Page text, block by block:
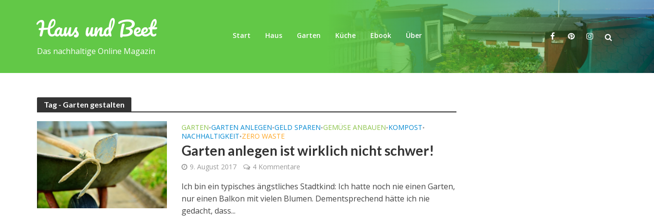
Haus und Beet
Das nachhaltige Online Magazin
Start Haus Garten Küche Ebook Über
Tag - Garten gestalten
GARTEN•GARTEN ANLEGEN•GELD SPAREN•GEMÜSE ANBAUEN•KOMPOST•
NACHHALTIGKEIT•ZERO WASTE
Garten anlegen ist wirklich nicht schwer!
9. August 2017 4 Kommentare
Ich bin ein typisches ängstliches Stadtkind: Ich hatte noch nie einen Garten,
nur einen Balkon mit vielen Blumen. Dementsprechend hätte ich nie
gedacht, dass...